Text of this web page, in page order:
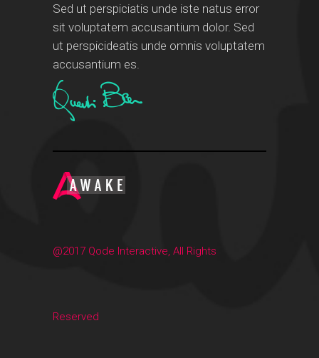
Sed ut perspiciatis unde iste natus error
sit voluptatem accusantium dolor. Sed
ut perspicideatis unde omnis voluptatem
accusantium es.
@2017 Qode Interactive, All Rights
Reserved